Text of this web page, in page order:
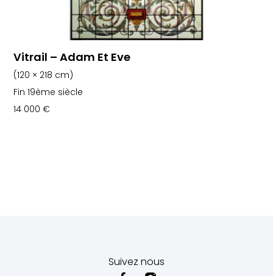
Vitrail – Adam Et Eve
(120 × 218 cm)
Fin 19ème siècle
14 000€
Suivez nous